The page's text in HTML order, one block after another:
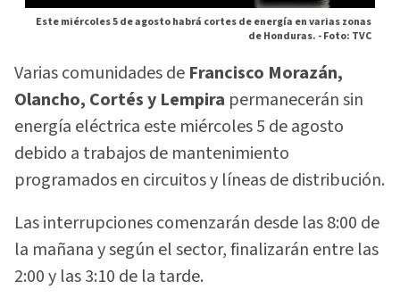
Este miércoles 5 de agosto habrá cortes de energía en varias zonas
de Honduras. -Foto: TVC
Varias comunidades de Francisco Morazán,
Olancho, Cortés y Lempira permanecerán sin
energía eléctrica este miércoles 5 de agosto
debido a trabajos de mantenimiento
programados en circuitos y líneas de distribución.
Las interrupciones comenzarán desde las 8:00 de
la mañana y según el sector, finalizarán entre las
2:00 y las 3:10 de la tarde.